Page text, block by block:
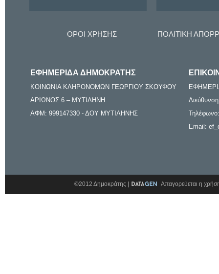
ΟΡΟΙ ΧΡΗΣΗΣ ΠΟΛΙΤΙΚΗ
ΕΦΗΜΕΡΙΔΑ ΔΗΜΟΚΡΑΤΗΣ
ΚΟΙΝΩΝΙΑ ΚΛΗΡΟΝΟΜΩΝ ΓΕΩΡΓΙΟΥ ΣΚΟΥΦΟΥ
ΑΡΙΩΝΟΣ 6 – ΜΥΤΙΛΗΝΗ
ΑΦΜ: 999147330 - ΔΟΥ ΜΥΤΙΛΗΝΗΣ
Email:
©2012 Δημοκράτης | Απαγορεύεται η